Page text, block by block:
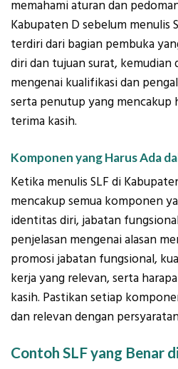
memahami aturan dan
Kabupaten D sebelum menulis
terdiri dari bagian pembuka
diri dan tujuan surat,
mengenai kualifikasi dan
serta penutup yang mencakup
terima kasih.
Komponen yang Harus Ada
Ketika menulis SLF di
mencakup semua komponen
identitas diri, jabatan
penjelasan mengenai alasan
promosi jabatan fungsional,
kerja yang relevan, serta
kasih. Pastikan setiap
dan relevan dengan
Contoh SLF yang Benar